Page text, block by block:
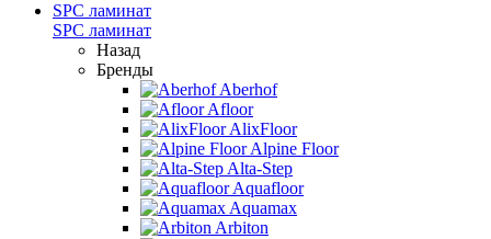
SPC ламинат
SPC ламинат
Назад
Бренды
Aberhof
Afloor
AlixFloor
Alpine Floor
Alta-Step
Aquafloor
Aquamax
Arbiton